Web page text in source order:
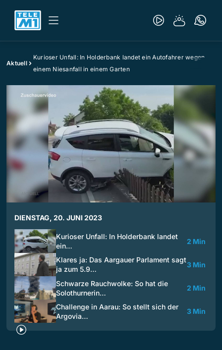
Aktuell
Kurioser Unfall: In Holderbank landet ein Autofahrer wegen
einem Niesanfall in einem Garten
DIENSTAG, 20. JUNI 2023
Kurioser Unfall: In Holderbank landet
ein…
2 Min
Klares ja: Das Aargauer Parlament sagt
ja zum 5.9…
3 Min
Schwarze Rauchwolke: So hat die
Solothurnerin…
2 Min
Challenge in Aarau: So stellt sich der
Argovia…
3 Min